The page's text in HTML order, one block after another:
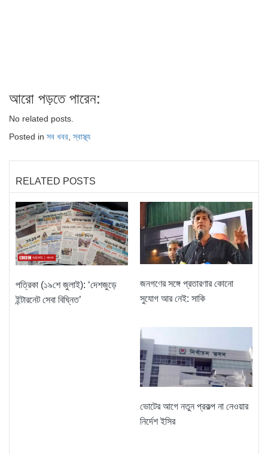
আরো পড়তে পারেন:
No related posts.
Posted in সব খবর,স্বাস্থ্য
RELATED POSTS
পত্রিকা (১৯শে জুলাই): ‘দেশজুড়ে
ইন্টারনেট সেবা বিঘ্নিত’
জনগণের সঙ্গে প্রতারণার কোনো
সুযোগ আর নেই: সাকি
ভোটের আগে নতুন প্রকল্প না নেওয়ার
নির্দেশ ইসির